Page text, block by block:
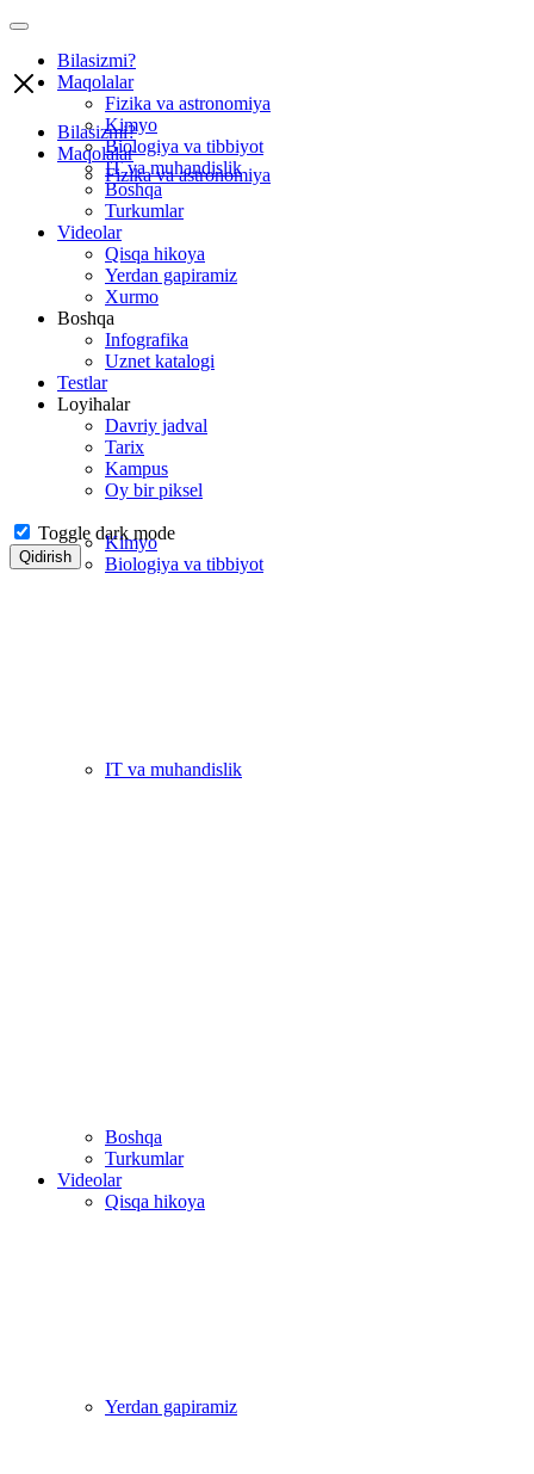
Bilasizmi?
Maqolalar
Fizika va astronomiya
Kimyo
Biologiya va tibbiyot
IT va muhandislik
Boshqa
Turkumlar
Videolar
Qisqa hikoya
Yerdan gapiramiz
Xurmo
Boshqa
Infografika
Uznet katalogi
Testlar
Loyihalar
Davriy jadval
Tarix
Kampus
Oy bir piksel
Toggle dark mode
Qidirish
Bilasizmi?
Maqolalar
Fizika va astronomiya
Kimyo
Biologiya va tibbiyot
IT va muhandislik
Boshqa
Turkumlar
Videolar
Qisqa hikoya
Yerdan gapiramiz